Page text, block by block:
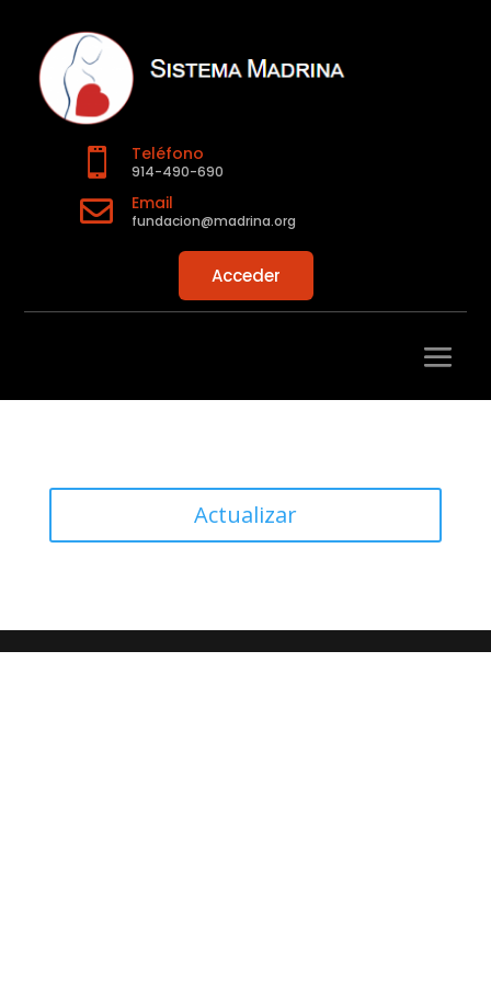
 Teléfono
914-490-690
 Email
fundacion@madrina.org
Acceder
Actualizar